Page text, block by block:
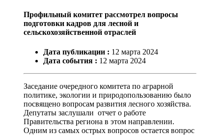
Профильный комитет рассмотрел вопросы
подготовки кадров для лесной и
сельскохозяйственной отраслей
Дата публикации : 12 марта 2024
Дата события : 12 марта 2024
Заседание очередного комитета по аграрной
политике, экологии и природопользованию было
посвящено вопросам развития лесного хозяйства.
Депутаты заслушали отчет о работе
Правительства региона в этом направлении.
Одним из самых острых вопросов остается вопрос